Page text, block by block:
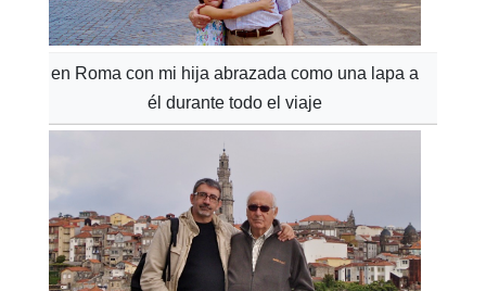
en Roma con mi hija abrazada como una lapa a
él durante todo el viaje